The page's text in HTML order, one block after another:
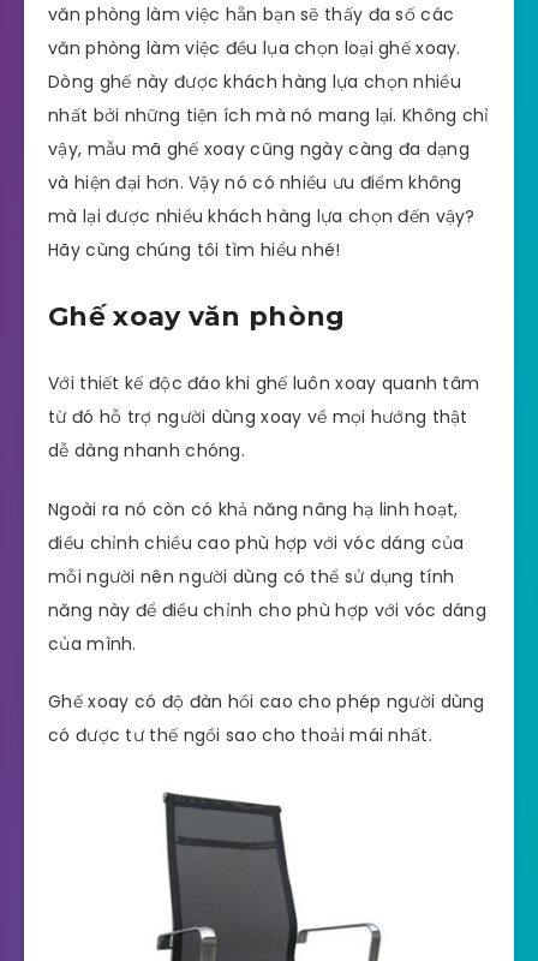
văn phòng làm việc hẵn bạn sẽ thấy đa số các
văn phòng làm việc đều lụa chọn loại ghế xoay.
Dòng ghế này được khách hàng lựa chọn nhiều
nhất bởi những tiện ích mà nó mang lại. Không chỉ
vậy, mẫu mã ghế xoay cũng ngày càng đa dạng
và hiện đại hơn. Vậy nó có nhiều ưu điểm không
mà lại được nhiều khách hàng lựa chọn đến vậy?
Hãy cùng chúng tôi tìm hiểu nhé!
Ghế xoay văn phòng
Với thiết kế độc đáo khi ghế luôn xoay quanh tâm
từ đó hỗ trợ người dùng xoay về mọi hướng thật
dễ dàng nhanh chóng.
Ngoài ra nó còn có khả năng nâng hạ linh hoạt,
điều chỉnh chiều cao phù hợp với vóc dáng của
mỗi người nên người dùng có thể sử dụng tính
năng này để điều chỉnh cho phù hợp với vóc dáng
của mình.
Ghế xoay có độ đàn hồi cao cho phép người dùng
có được tư thế ngồi sao cho thoải mái nhất.